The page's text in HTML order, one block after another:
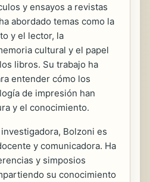
y ensayos a revistas
abordado temas como la
y el lector, la
cultural y el papel
libros. Su trabajo ha
entender cómo los
de impresión han
y el conocimiento.
Bolzoni es
y comunicadora. Ha
y simposios
su conocimiento